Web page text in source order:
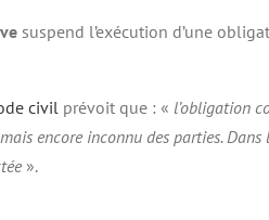
suspend l’exécution d’une
civilprévoit que : « l’obligation
encore inconnu des parties. Dans
».